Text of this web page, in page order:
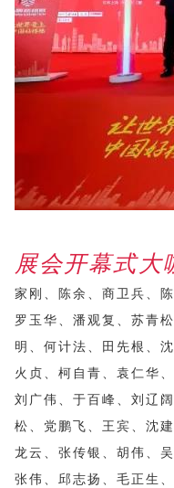
展会开幕式大
家刚、陈余、商卫兵、
罗玉华、潘观复、苏青
明、何计法、田先根、
火贞、柯自青、袁仁华
刘广伟、于百峰、刘辽
松、党鹏飞、王宾、沈
龙云、张传银、胡伟、
张伟、邱志扬、毛正生